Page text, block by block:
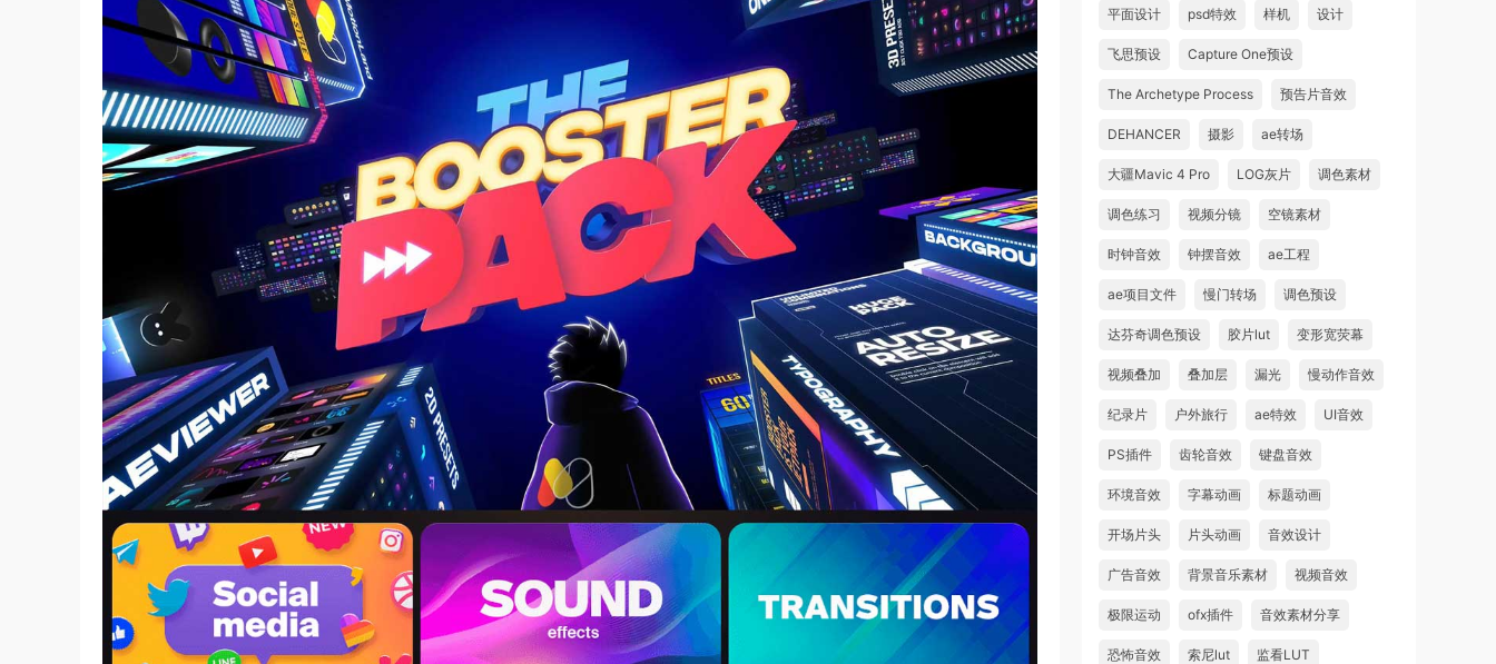
平面设计 psd特效 样机 设计
飞思预设 Capture One预设
The Archetype Process 预告片音效
DEHANCER 摄影 ae转场
大疆Mavic 4 Pro LOG灰片 调色素材
调色练习 视频分镜 空镜素材
时钟音效 钟摆音效 ae工程
ae项目文件 慢门转场 调色预设
达芬奇调色预设 胶片lut 变形宽荧幕
视频叠加 叠加层 漏光 慢动作音效
纪录片 户外旅行 ae特效 UI音效
PS插件 齿轮音效 键盘音效
环境音效 字幕动画 标题动画
开场片头 片头动画 音效设计
广告音效 背景音乐素材 视频音效
极限运动 ofx插件 音效素材分享
恐怖音效 索尼lut 监看LUT